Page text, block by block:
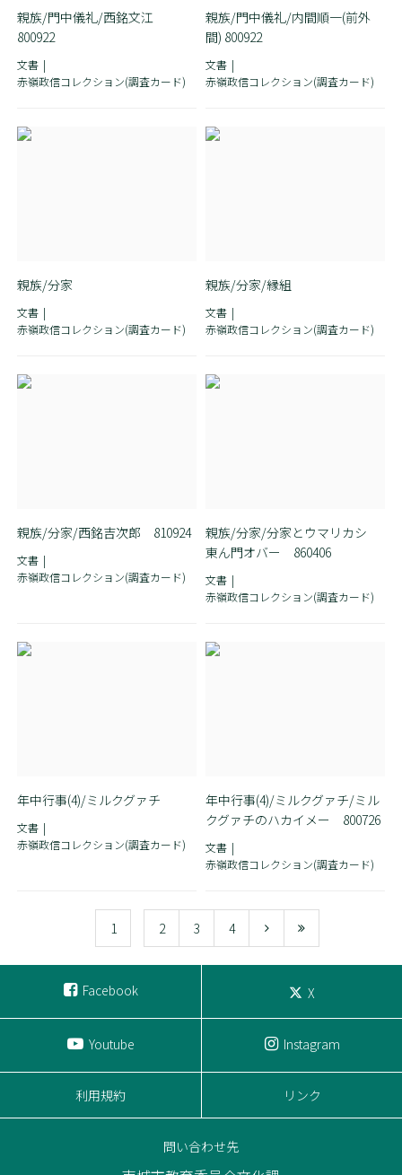
親族/門中儀礼/西銘文江
800922
文書
赤嶺政信コレクション(調査カード)
親族/門中儀礼/内間順一(前外
間) 800922
文書
赤嶺政信コレクション(調査カード)
親族/分家
文書
赤嶺政信コレクション(調査カード)
親族/分家/縁組
文書
赤嶺政信コレクション(調査カード)
親族/分家/西銘吉次郎 810924
文書
赤嶺政信コレクション(調査カード)
親族/分家/分家とウマリカシ
東ん門オバー 860406
文書
赤嶺政信コレクション(調査カード)
年中行事(4)/ミルクグァチ
文書
赤嶺政信コレクション(調査カード)
年中行事(4)/ミルクグァチ/ミル
クグァチのハカイメー 800726
文書
赤嶺政信コレクション(調査カード)
1 2 3 4
Facebook X
Youtube Instagram
利用規約 リンク
問い合わせ先